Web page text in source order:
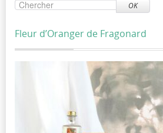
OK
Fleur d’Oranger de Fragonard